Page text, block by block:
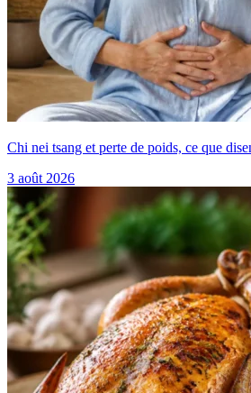
Chi nei tsang et perte de poids, ce que
3 août 2026